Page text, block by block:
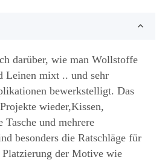
darüber, wie man Wollstoffe
Leinen mixt .. und sehr
bewerkstelligt. Das
wieder,Kissen,
Tasche und mehrere
besonders die Ratschläge für
der Motive wie